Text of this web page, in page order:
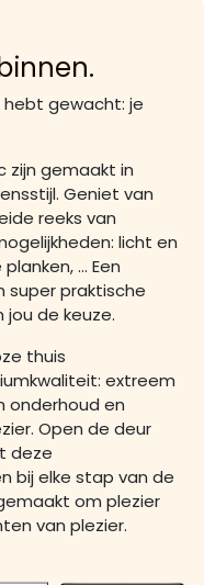
gewacht: je
zijn gemaakt in
Geniet van
reeks van
licht en
… Een
super praktische
jou de keuze.
thuis
extreem
onderhoud en
Open de deur
deze
bij elke stap van de
om plezier
van plezier.